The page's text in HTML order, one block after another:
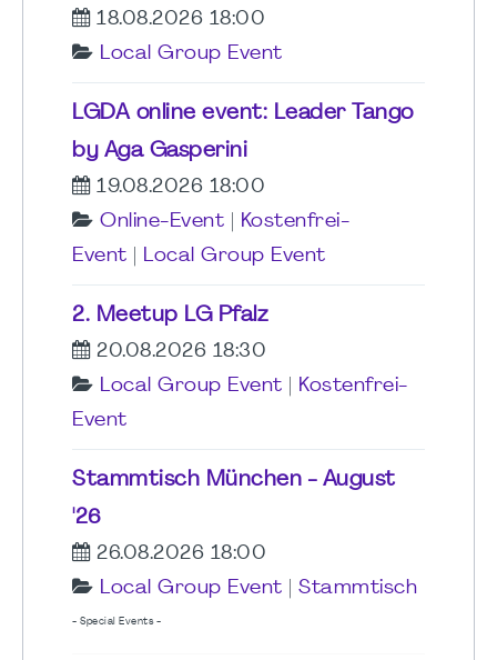
18.08.2026 18:00
Local Group Event
LGDA online event: Leader Tango
by Aga Gasperini
19.08.2026 18:00
Online-Event
Kostenfrei-
Event
Local Group Event
2. Meetup LG Pfalz
20.08.2026 18:30
Local Group Event
Kostenfrei-
Event
Stammtisch München - August
'26
26.08.2026 18:00
Local Group Event
Stammtisch
- Special Events -